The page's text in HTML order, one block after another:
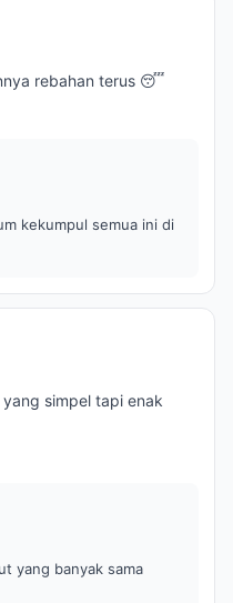
rebahan terus 😴
kekumpul semua ini di
simpel tapi enak
yang banyak sama